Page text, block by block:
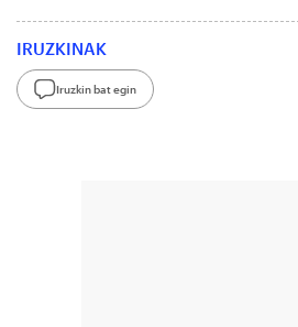
IRUZKINAK
Iruzkin bat egin